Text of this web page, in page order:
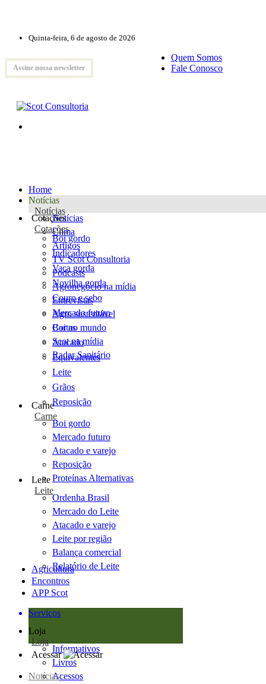
Quinta-feira, 6 de agosto de 2026
Assine nossa newsletter
Quem Somos
Fale Conosco
Home
Notícias
Notícias
Notícias
Clima
Artigos
TV Scot Consultoria
Podcasts
Agronegócio na mídia
Entrevistas
Agro sustentável
Cartas
Scot na mídia
Radar Sanitário
Cotações
Cotações
Boi gordo
Indicadores
Vaca gorda
Novilha gorda
Couro e sebo
Mercado futuro
Boi no mundo
Atacado
Equivalentes
Leite
Grãos
Reposição
Carne
Carne
Boi gordo
Mercado futuro
Atacado e varejo
Reposição
Proteínas Alternativas
Leite
Leite
Ordenha Brasil
Mercado do Leite
Atacado e varejo
Leite por região
Balança comercial
Relatório de Leite
Agricultura
Encontros
APP Scot
Serviços
Loja
Loja
Informativos
Livros
Acessos
Acessar
Notícias